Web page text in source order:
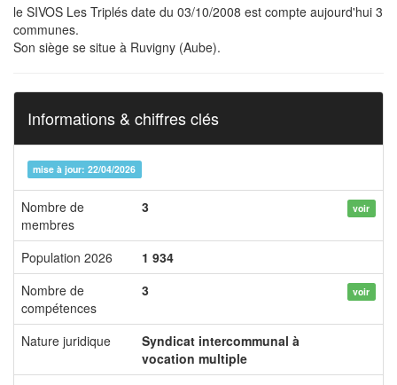
le SIVOS Les Triplés date du 03/10/2008 est compte aujourd'hui 3
communes.
Son siège se situe à Ruvigny (Aube).
Informations & chiffres clés
mise à jour: 22/04/2026
Nombre de
membres
3 voir
Population 2026
1 934
Nombre de
compétences
3 voir
Nature juridique
Syndicat intercommunal à
vocation multiple